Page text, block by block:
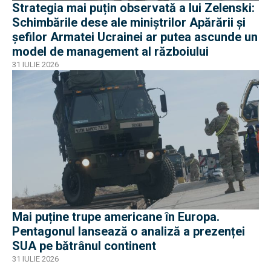
Strategia mai puțin observată a lui Zelenski:
Schimbările dese ale miniștrilor Apărării și
șefilor Armatei Ucrainei ar putea ascunde un
model de management al războiului
31 IULIE 2026
Mai puține trupe americane în Europa.
Pentagonul lansează o analiză a prezenței
SUA pe bătrânul continent
31 IULIE 2026